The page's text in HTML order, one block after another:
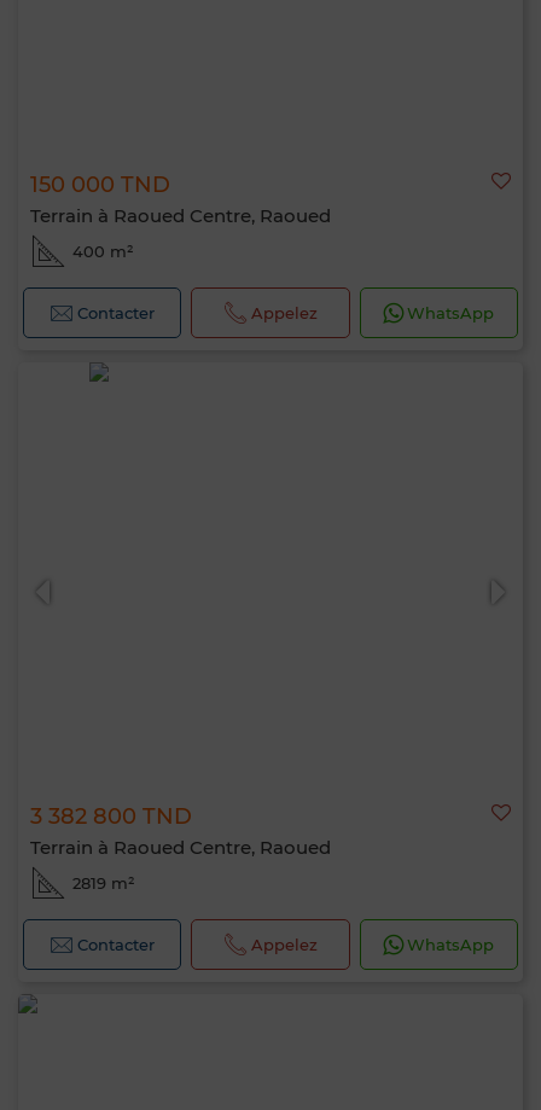
150 000 TND
Terrain à Raoued Centre, Raoued
400 m²
Contacter Appelez WhatsApp
3 382 800 TND
Terrain à Raoued Centre, Raoued
2819 m²
Contacter Appelez WhatsApp